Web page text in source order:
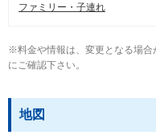
ファミリー・子連れ
※料金や情報は、変更となる場合
にご確認下さい。
地図